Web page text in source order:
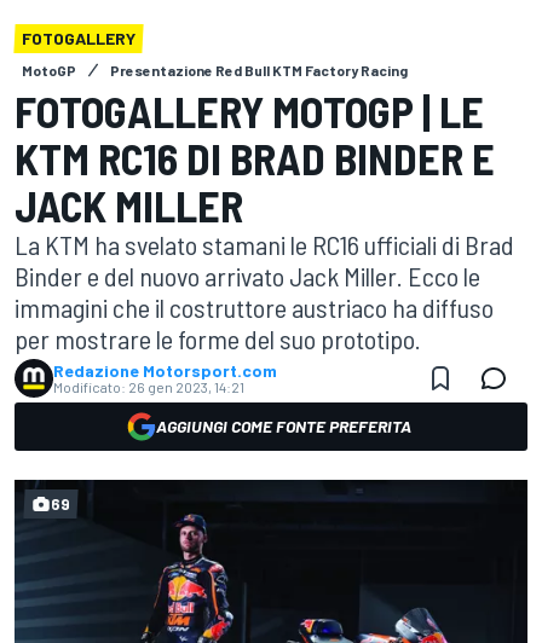
FOTOGALLERY
MotoGP Presentazione Red Bull KTM Factory Racing
FOTOGALLERY MOTOGP | LE
KTM RC16 DI BRAD BINDER E
JACK MILLER
La KTM ha svelato stamani le RC16 ufficiali di Brad
Binder e del nuovo arrivato Jack Miller. Ecco le
immagini che il costruttore austriaco ha diffuso
per mostrare le forme del suo prototipo.
Redazione Motorsport.com
Modificato: 26 gen 2023, 14:21
AGGIUNGI COME FONTE PREFERITA
69